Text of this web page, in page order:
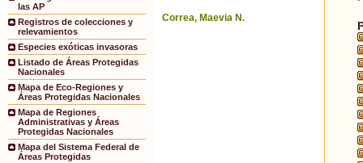
las AP
Registros de colecciones y
relevamientos
Especies exóticas invasoras
Listado de Áreas Protegidas
Nacionales
Mapa de Eco-Regiones y
Áreas Protegidas Nacionales
Mapa de Regiones
Administrativas y Áreas
Protegidas Nacionales
Mapa del Sistema Federal de
Áreas Protegidas
Correa, Maevia N.